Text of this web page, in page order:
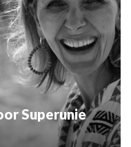
Superunie